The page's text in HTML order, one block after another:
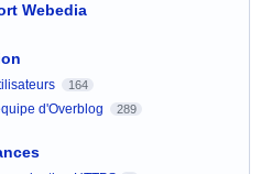
Webedia
164
d'Overblog 289